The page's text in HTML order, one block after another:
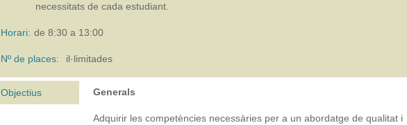
necessitats de cada estudiant.
Horari: de 8:30 a 13:00
Nº de places: il·limitades
Objectius Generals
Adquirir les competències necessàries per a un abordatge de qualitat i